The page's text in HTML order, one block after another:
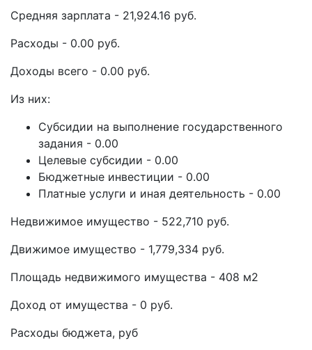
Средняя зарплата - 21,924.16 руб.
Расходы - 0.00 руб.
Доходы всего - 0.00 руб.
Из них:
Субсидии на выполнение государственного
задания - 0.00
Целевые субсидии - 0.00
Бюджетные инвестиции - 0.00
Платные услуги и иная деятельность - 0.00
Недвижимое имущество - 522,710 руб.
Движимое имущество - 1,779,334 руб.
Площадь недвижимого имущества - 408 м2
Доход от имущества - 0 руб.
Расходы бюджета, руб